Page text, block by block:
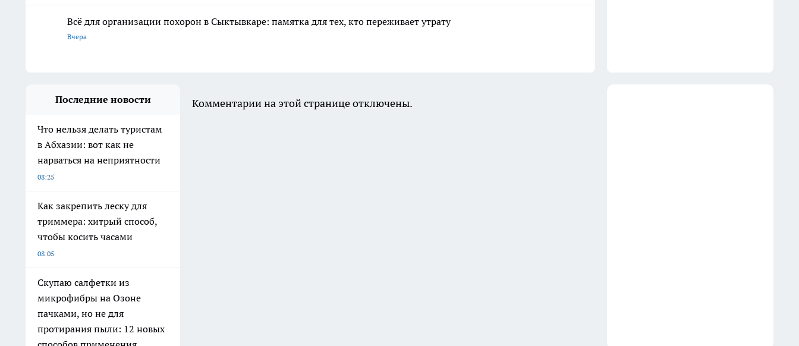
Всё для организации похорон в Сыктывкаре: памятка для тех, кто переживает утрату
Вчера
Последние новости
Что нельзя делать туристам
в Абхазии: вот как не
нарваться на неприятности
08:25
Как закрепить леску для
триммера: хитрый способ,
чтобы косить часами
08:05
Скупаю салфетки из
микрофибры на Озоне
пачками, но не для
протирания пыли: 12 новых
Комментарии на этой странице отключены.